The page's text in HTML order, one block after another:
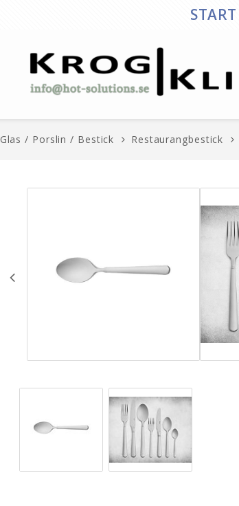
START
Glas / Porslin / Bestick Restaurangbestick